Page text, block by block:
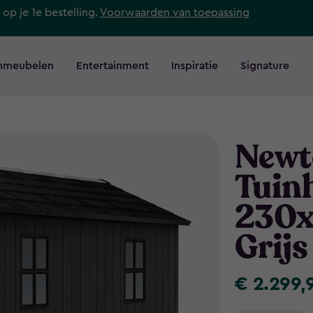
je 1e bestelling. Voorwaarden van toepassing
Entertainment Inspiratie Signature
Grijs
€
€